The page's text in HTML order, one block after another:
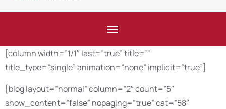
[column width=”1/1″ last=”true” title=””
title_type=”single” animation=”none” implicit=”true”]
[blog layout=”normal” column=”2″ count=”5″
show_content=”false” nopaging=”true” cat=”58″